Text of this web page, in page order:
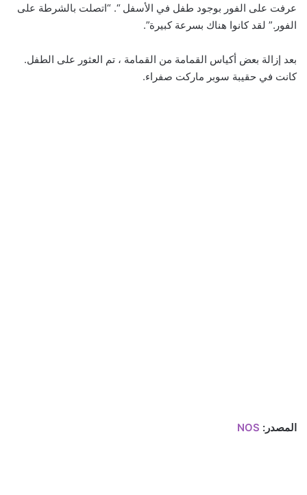
عرفت على الفور بوجود طفل في الأسفل “. “اتصلت بالشرطة على
الفور.” لقد كانوا هناك بسرعة كبيرة”.
بعد إزالة بعض أكياس القمامة من القمامة ، تم العثور على الطفل.
كانت في حقيبة سوبر ماركت صفراء.
المصدر: